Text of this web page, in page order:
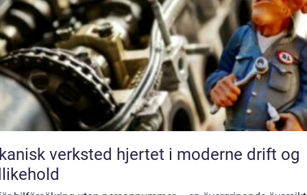
verksted hjertet i moderne drift og